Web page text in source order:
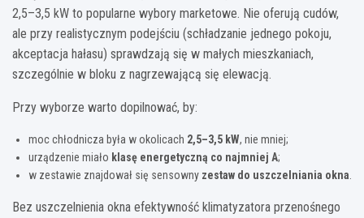
2,5–3,5 kW to popularne wybory marketowe. Nie oferują cudów,
ale przy realistycznym podejściu (schładzanie jednego pokoju,
akceptacja hałasu) sprawdzają się w małych mieszkaniach,
szczególnie w bloku z nagrzewającą się elewacją.
Przy wyborze warto dopilnować, by:
moc chłodnicza była w okolicach 2,5–3,5 kW, nie mniej;
urządzenie miało klasę energetyczną co najmniej A;
w zestawie znajdował się sensowny zestaw do uszczelniania okna
Bez uszczelnienia okna efektywność klimatyzatora przenośnego